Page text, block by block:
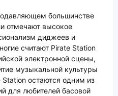
большинстве
отмечают высокое
диджеев и
считают Pirate Station
электронной сцены,
музыкальной культуры
остаются одним из
для любителей басовой